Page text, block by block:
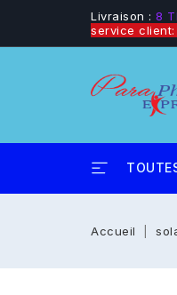
Livraison : 8
service client:
Accueil